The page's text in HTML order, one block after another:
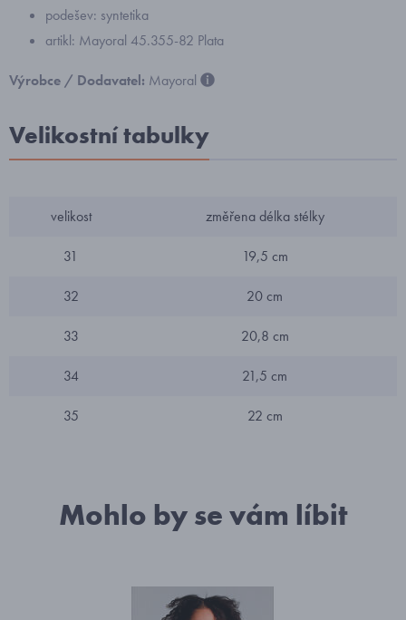
podešev: syntetika
artikl: Mayoral 45.355-82 Plata
Výrobce / Dodavatel: Mayoral
Velikostní tabulky
velikost změřena délka stélky
31 19,5 cm
32 20 cm
33 20,8 cm
34 21,5 cm
35 22 cm
Mohlo by se vám líbit